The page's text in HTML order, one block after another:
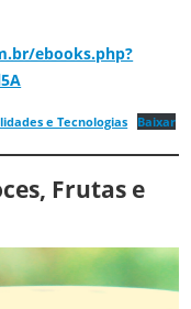
ebooks.php?
e Tecnologias Baixar
Frutas e